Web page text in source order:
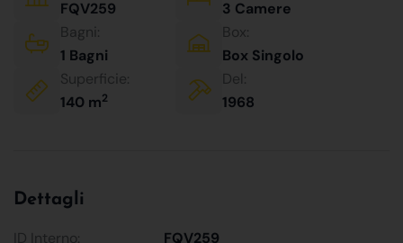
FQV259
3 Camere
Bagni:
1 Bagni
Box:
Box Singolo
Superficie:
140 m2
Del:
1968
Dettagli
ID Interno: FQV259